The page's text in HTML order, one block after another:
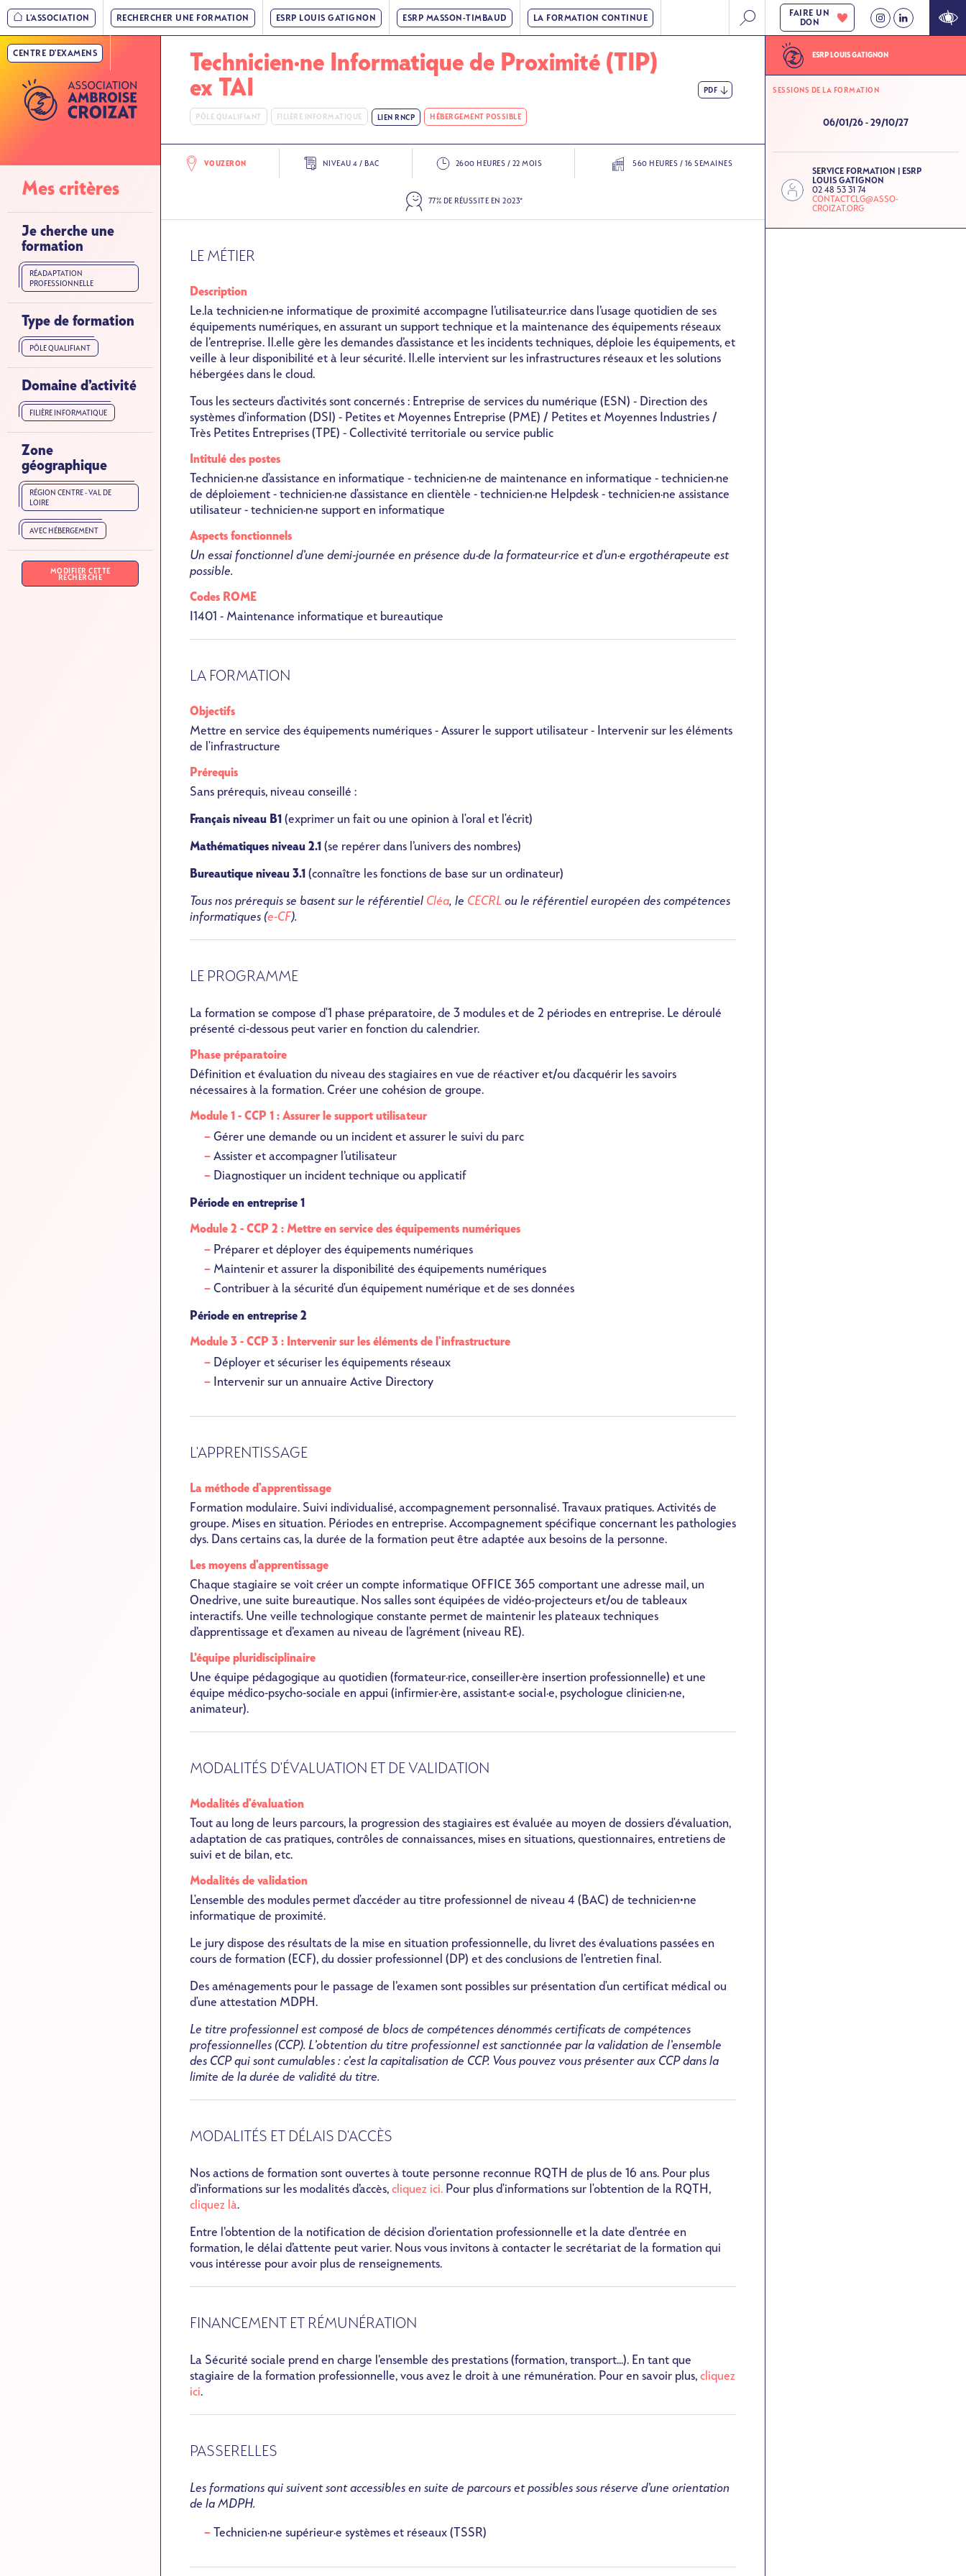
Aller
au
contenu
principal
Nav
principale
»
Niveau
L'ASSOCIATION RECHERCHER UNE FORMATION ESRP LOUIS GATIGNON ESRP MASSON-TIMBAUD LA FORMATION CONTINUE
CENTRE D'EXAMENS
FAIRE UN
DON
Nav
principale
Niveau
Mes critères
Je cherche une
formation
RÉADAPTATION
PROFESSIONNELLE
Type de formation
PÔLE QUALIFIANT
Domaine d’activité
FILIÈRE INFORMATIQUE
Zone
géographique
RÉGION CENTRE - VAL DE
LOIRE
AVEC HÉBERGEMENT
MODIFIER CETTE
RECHERCHE
PDF
Technicien·ne Informatique de Proximité (TIP)
ex TAI
PÔLE QUALIFIANT FILIÈRE INFORMATIQUE LIEN RNCP HÉBERGEMENT POSSIBLE
VOUZERON NIVEAU 4 / BAC 2600 HEURES / 22 MOIS
SVG
560 HEURES / 16 SEMAINES
SVG
77% DE RÉUSSITE EN 2023*
LE MÉTIER
Description
Le.la technicien·ne informatique de proximité accompagne l’utilisateur.rice dans l’usage quotidien de ses
équipements numériques, en assurant un support technique et la maintenance des équipements réseaux
de l’entreprise. Il.elle gère les demandes d’assistance et les incidents techniques, déploie les équipements, et
veille à leur disponibilité et à leur sécurité. Il.elle intervient sur les infrastructures réseaux et les solutions
hébergées dans le cloud.
Tous les secteurs d'activités sont concernés : Entreprise de services du numérique (ESN) - Direction des
systèmes d'information (DSI) - Petites et Moyennes Entreprise (PME) / Petites et Moyennes Industries /
Très Petites Entreprises (TPE) - Collectivité territoriale ou service public
Intitulé des postes
Technicien·ne d'assistance en informatique - technicien·ne de maintenance en informatique - technicien·ne
de déploiement - technicien·ne d'assistance en clientèle - technicien·ne Helpdesk - technicien·ne assistance
utilisateur - technicien·ne support en informatique
Aspects fonctionnels
Un essai fonctionnel d’une demi-journée en présence du·de la formateur·rice et d’un·eergothérapeuteest
possible.
Codes ROME
I1401 - Maintenance informatique et bureautique
LA FORMATION
Objectifs
Mettre en service des équipements numériques - Assurer le support utilisateur - Intervenir sur les éléments
de l'infrastructure
Prérequis
Sans prérequis, niveau conseillé :
Français niveau B1 (exprimer un fait ou une opinion à l'oral et l'écrit)
Mathématiques niveau 2.1 (se repérer dans l’univers des nombres)
Bureautique niveau 3.1 (connaître les fonctions de base sur un ordinateur)
Tous nos prérequis se basent sur le référentiel Cléa, le CECRL ou le référentiel européen des compétences
informatiques (e-CF).
LE PROGRAMME
La formation se compose d'1 phase préparatoire, de 3 modules et de 2 périodes en entreprise. Le déroulé
présenté ci-dessous peut varier en fonction du calendrier.
Phase préparatoire
Définition et évaluation du niveau des stagiaires en vue de réactiver et/ou d'acquérir les savoirs
nécessaires à la formation. Créer une cohésion de groupe.
Module 1 - CCP 1: Assurer le support utilisateur
Gérer une demande ou un incident et assurer le suivi du parc
Assister et accompagner l’utilisateur
Diagnostiquer un incident technique ou applicatif
Période en entreprise 1
Module 2 - CCP 2 :Mettre en service des équipements numériques
Préparer et déployer des équipements numériques
Maintenir et assurer la disponibilité des équipements numériques
Contribuer à la sécurité d'un équipement numérique et de ses données
Période en entreprise 2
Module 3 - CCP 3 : Intervenir sur les éléments de l'infrastructure
Déployer et sécuriser les équipements réseaux
Intervenir sur un annuaire Active Directory
L'APPRENTISSAGE
La méthode d'apprentissage
Formation modulaire. Suivi individualisé, accompagnement personnalisé. Travaux pratiques. Activités de
groupe. Mises en situation. Périodes en entreprise. Accompagnement spécifique concernant les pathologies
dys. Dans certains cas, la durée de la formation peut être adaptée aux besoins de la personne.
Les moyens d'apprentissage
Chaque stagiaire se voit créer un compte informatique OFFICE 365 comportant une adresse mail, un
Onedrive, une suite bureautique. Nos salles sont équipées de vidéo-projecteurs et/ou de tableaux
interactifs. Une veille technologique constante permet de maintenir les plateaux techniques
d’apprentissage et d’examen au niveau de l’agrément (niveau RE).
L’équipe pluridisciplinaire
Une équipe pédagogique au quotidien (formateur·rice, conseiller·ère insertion professionnelle) et une
équipe médico-psycho-sociale en appui (infirmier·ère, assistant·e social·e, psychologue clinicien·ne,
animateur).
MODALITÉS D'ÉVALUATION ET DE VALIDATION
Modalités d'évaluation
Tout au long de leurs parcours, la progression des stagiaires est évaluée au moyen de dossiers d'évaluation,
adaptation de cas pratiques, contrôles de connaissances, mises en situations, questionnaires, entretiens de
suivi et de bilan, etc.
Modalités de validation
L'ensemble des modules permet d'accéder au titre professionnel de niveau 4 (BAC) detechnicien•ne
informatique de proximité.
Le jury dispose des résultats de la mise en situation professionnelle, du livret des évaluations passées en
cours de formation (ECF), du dossier professionnel (DP) et des conclusions de l’entretien final.
Des aménagements pour le passage de l’examen sont possibles sur présentation d'un certificat médical ou
d'une attestation MDPH.
Le titre professionnel est composé de blocs de compétences dénommés certificats de compétences
professionnelles (CCP). L’obtention du titre professionnel est sanctionnée par la validation de l’ensemble
des CCP qui sont cumulables : c’est la capitalisation de CCP. Vous pouvez vous présenter aux CCP dans la
limite de la durée de validité du titre.
MODALITÉS ET DÉLAIS D'ACCÈS
Nos actions de formation sont ouvertes à toute personne reconnue RQTH de plus de 16 ans. Pour plus
d’informations sur les modalités d’accès,cliquez ici. Pour plus d'informations sur l'obtention de la RQTH,
cliquez là.
Entre l’obtention de la notification de décision d’orientation professionnelle et la date d’entrée en
formation, le délai d’attente peut varier. Nous vous invitons à contacter le secrétariat de la formation qui
vous intéresse pour avoir plus de renseignements.
FINANCEMENT ET RÉMUNÉRATION
La Sécurité sociale prend en charge l’ensemble des prestations (formation, transport...). En tant que
stagiaire de la formation professionnelle, vous avez le droit à une rémunération. Pour en savoir plus,cliquez
ici.
PASSERELLES
Les formations qui suivent sont accessibles en suite de parcours et possibles sous réserve d’une orientation
de la MDPH.
Technicien·ne supérieur·e systèmes et réseaux (TSSR)
ESRP LOUIS GATIGNON
SESSIONS DE LA FORMATION
06/01/26 - 29/10/27
SERVICE FORMATION | ESRP
LOUIS GATIGNON
02 48 53 31 74
CONTACTCLG@ASSO-
CROIZAT.ORG